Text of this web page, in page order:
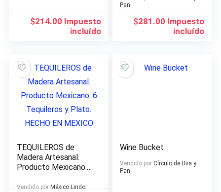
$214.00 Impuesto
incluído
Pan
$281.00 Impuesto
incluído
TEQUILEROS de
Madera Artesanal.
Producto Mexicano. 6
HECHO EN MEXICO
Vendido por México Lindo
Wine Bucket
Vendido por Círculo de Uva y
Pan